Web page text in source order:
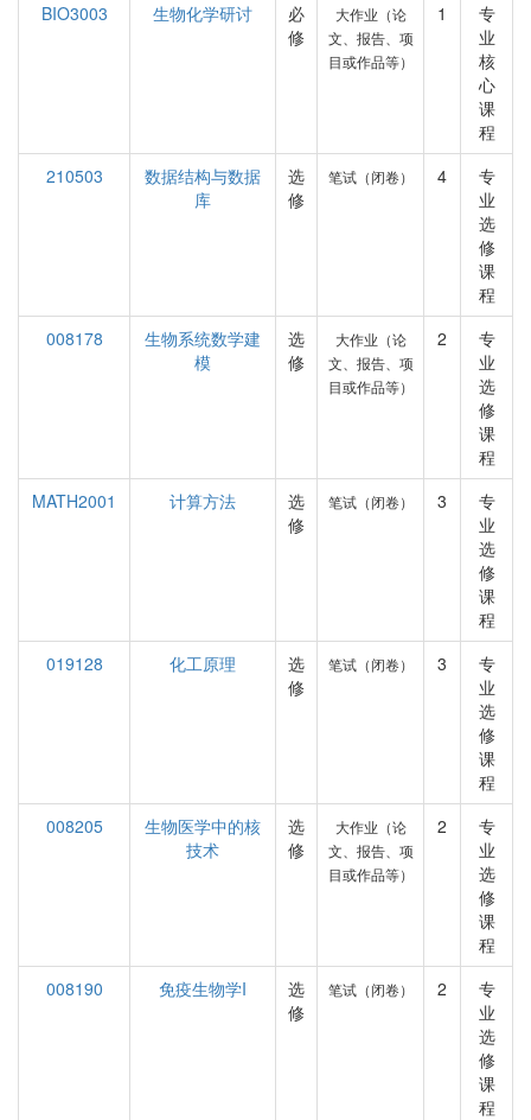
BIO3003
生物化学研讨
必
修
大作业（论
文、报告、项
目或作品等）
1
专
业
核
心
课
程
210503
数据结构与数据
库
选
修
笔试（闭卷） 4
专
业
选
修
课
程
008178
生物系统数学建
模
选
修
大作业（论
文、报告、项
目或作品等）
2
专
业
选
修
课
程
MATH2001
计算方法
选
修
笔试（闭卷） 3
专
业
选
修
课
程
019128
化工原理
选
修
笔试（闭卷） 3
专
业
选
修
课
程
008205
生物医学中的核
技术
选
修
大作业（论
文、报告、项
目或作品等）
2
专
业
选
修
课
程
008190
免疫生物学I
选
修
笔试（闭卷） 2
专
业
选
修
课
程